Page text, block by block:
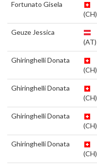
Fortunato Gisela
(CH)
Geuze Jessica
(AT)
Ghiringhelli Donata
(CH)
Ghiringhelli Donata
(CH)
Ghiringhelli Donata
(CH)
Ghiringhelli Donata
(CH)